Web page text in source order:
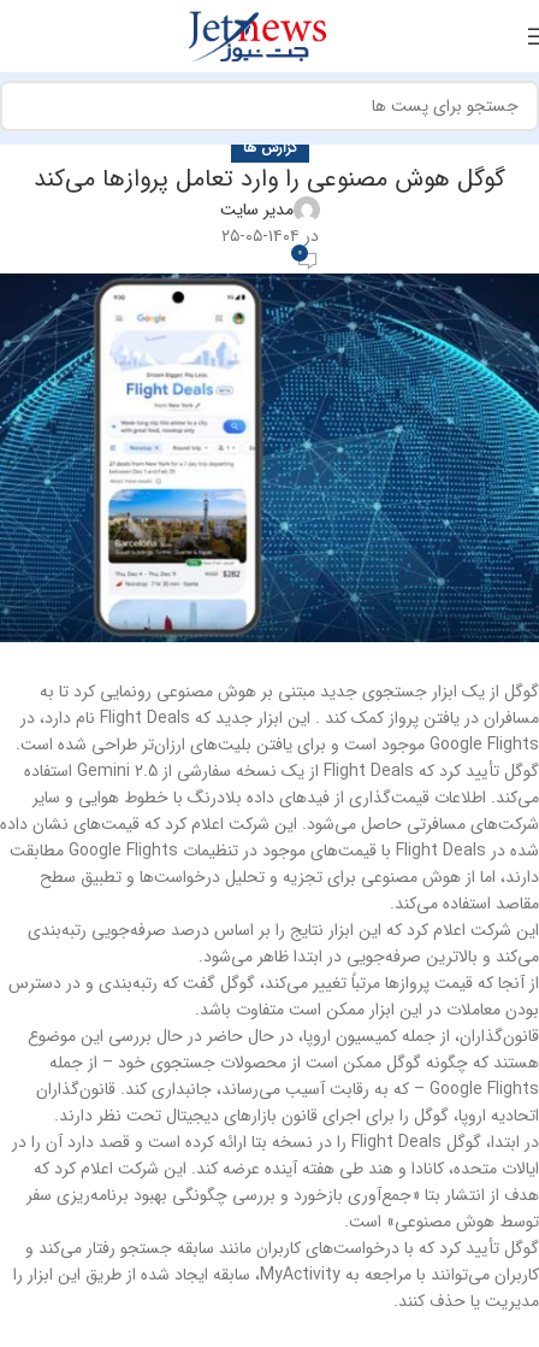
گزارش ها
گوگل هوش مصنوعی را وارد تعامل پروازها می‌کند
مدیر سایت
در ۱۴۰۴-۰۵-۲۵
0
گوگل از یک ابزار جستجوی جدید مبتنی بر هوش مصنوعی رونمایی کرد تا به
مسافران در یافتن پرواز کمک کند . این ابزار جدید که Flight Deals نام دارد، در
Google Flights موجود است و برای یافتن بلیت‌های ارزان‌تر طراحی شده است.
گوگل تأیید کرد که Flight Deals از یک نسخه سفارشی از Gemini 2.5 استفاده
می‌کند. اطلاعات قیمت‌گذاری از فیدهای داده بلادرنگ با خطوط هوایی و سایر
شرکت‌های مسافرتی حاصل می‌شود. این شرکت اعلام کرد که قیمت‌های نشان داده
شده در Flight Deals با قیمت‌های موجود در تنظیمات Google Flights مطابقت
دارند، اما از هوش مصنوعی برای تجزیه و تحلیل درخواست‌ها و تطبیق سطح
مقاصد استفاده می‌کند.
این شرکت اعلام کرد که این ابزار نتایج را بر اساس درصد صرفه‌جویی رتبه‌بندی
می‌کند و بالاترین صرفه‌جویی در ابتدا ظاهر می‌شود.
از آنجا که قیمت پروازها مرتباً تغییر می‌کند، گوگل گفت که رتبه‌بندی و در دسترس
بودن معاملات در این ابزار ممکن است متفاوت باشد.
قانون‌گذاران، از جمله کمیسیون اروپا، در حال حاضر در حال بررسی این موضوع
هستند که چگونه گوگل ممکن است از محصولات جستجوی خود – از جمله
Google Flights – که به رقابت آسیب می‌رساند، جانبداری کند. قانون‌گذاران
اتحادیه اروپا، گوگل را برای اجرای قانون بازارهای دیجیتال تحت نظر دارند.
در ابتدا، گوگل Flight Deals را در نسخه بتا ارائه کرده است و قصد دارد آن را در
ایالات متحده، کانادا و هند طی هفته آینده عرضه کند. این شرکت اعلام کرد که
هدف از انتشار بتا «جمع‌آوری بازخورد و بررسی چگونگی بهبود برنامه‌ریزی سفر
توسط هوش مصنوعی» است.
گوگل تأیید کرد که با درخواست‌های کاربران مانند سابقه جستجو رفتار می‌کند و
کاربران می‌توانند با مراجعه به MyActivity، سابقه ایجاد شده از طریق این ابزار را
مدیریت یا حذف کنند.